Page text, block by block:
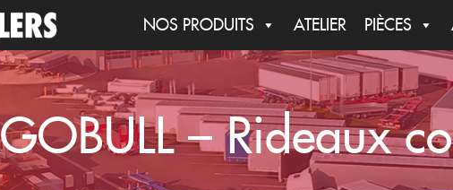
NOS PRODUITS ATELIER PIÈCES
– Rideaux